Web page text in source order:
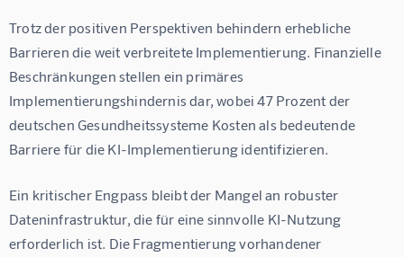
Trotz der positiven Perspektiven behindern erhebliche
Barrieren die weit verbreitete Implementierung. Finanzielle
Beschränkungen stellen ein primäres
Implementierungshindernis dar, wobei 47 Prozent der
deutschen Gesundheitssysteme Kosten als bedeutende
Barriere für die KI-Implementierung identifizieren
Ein kritischer Engpass bleibt der Mangel an robuster
Dateninfrastruktur, die für eine sinnvolle KI-Nutzung
erforderlich ist. Die Fragmentierung vorhandener